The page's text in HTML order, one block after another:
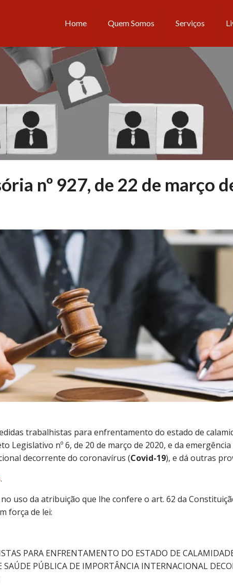
Home Quem Somos Serviços
nº 927, de 22 de março
trabalhistas para enfrentamento do estado de
Legislativo nº 6, de 20 de março de 2020, e da emergência
decorrente do coronavírus (Covid-19), e dá outras
.
uso da atribuição que lhe confere o art. 62 da
força de lei:
PARA ENFRENTAMENTO DO ESTADO DE
SAÚDE PÚBLICA DE IMPORTÂNCIA INTERNACIONAL